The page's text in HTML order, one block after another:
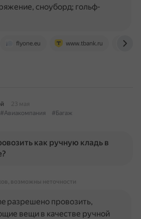
flyone.eu www.tbank.ru
сноуборд; гольф-
23 мая
#Авиакомпания
#Багаж
как ручную кладь в
возможны неточности
разрешено провозить,
вещи в качестве ручной